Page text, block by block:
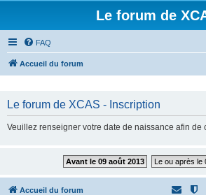
Le forum de
FAQ
Accueil du forum
Le forum de XCAS - Inscription
Veuillez renseigner votre date de naissance afin de
Avant le 09 août 2013 Le ou après le
Accueil du forum